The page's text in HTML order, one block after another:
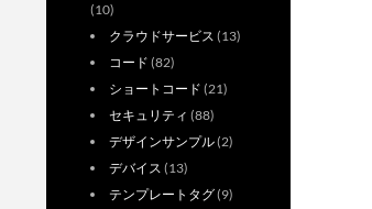
(10)
クラウドサービス (13)
コード (82)
ショートコード (21)
セキュリティ (88)
デザインサンプル(2)
デバイス (13)
テンプレートタグ(9)